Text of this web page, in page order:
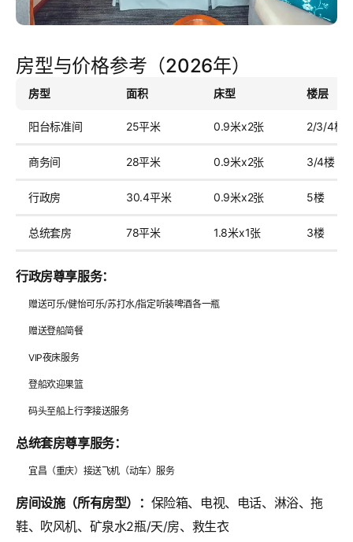
房型与价格参考（2026年）
房型 面积 床型 楼层
阳台标准间 25平米 0.9米x2张 2/3/4楼
商务间 28平米 0.9米x2张 3/4楼
行政房 30.4平米 0.9米x2张 5楼
总统套房 78平米 1.8米x1张 3楼
行政房尊享服务：
赠送可乐/健怡可乐/苏打水/指定听装啤酒各一瓶
赠送登船简餐
VIP夜床服务
登船欢迎果篮
码头至船上行李接送服务
总统套房尊享服务：
宜昌（重庆）接送飞机（动车）服务
房间设施（所有房型）： 保险箱、电视、电话、淋浴、拖
鞋、吹风机、矿泉水2瓶/天/房、救生衣